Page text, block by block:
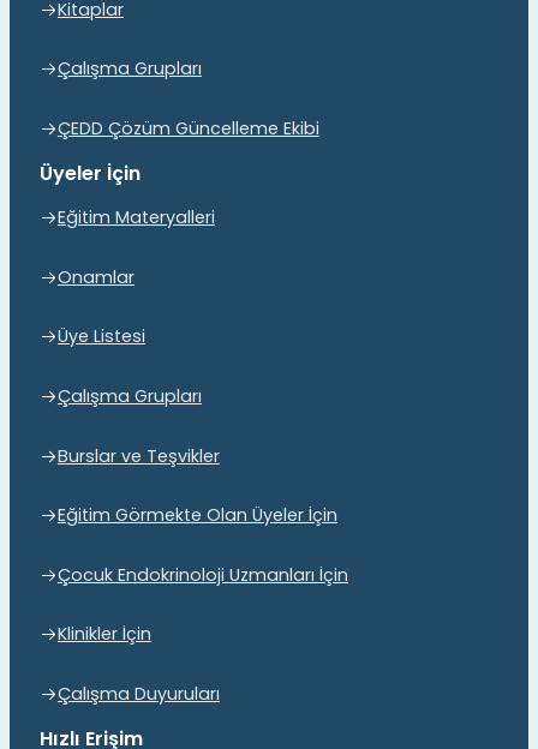
Kitaplar
Çalışma Grupları
ÇEDD Çözüm Güncelleme Ekibi
Üyeler İçin
Eğitim Materyalleri
Onamlar
Üye Listesi
Çalışma Grupları
Burslar ve Teşvikler
Eğitim Görmekte Olan Üyeler İçin
Çocuk Endokrinoloji Uzmanları İçin
Klinikler İçin
Çalışma Duyuruları
Hızlı Erişim